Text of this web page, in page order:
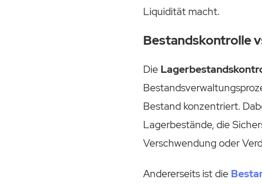
Liquidität macht.
Bestandskontrolle
Die
Bestand konzentriert.
Lagerbestände, die
Verschwendung oder
Andererseits ist die